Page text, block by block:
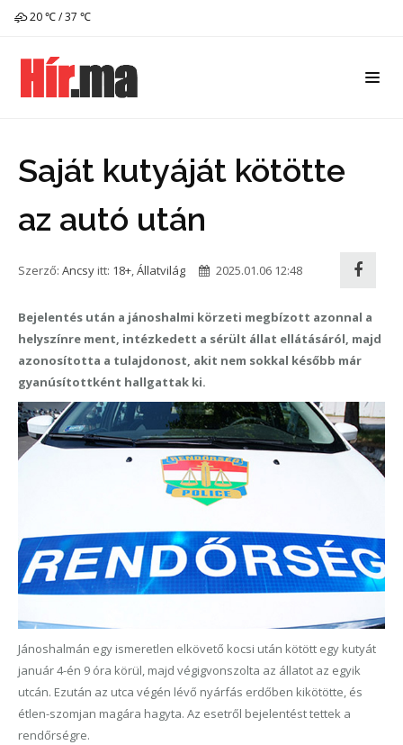
20 ℃ / 37 ℃
Saját kutyáját kötötte
az autó után
Szerző: Ancsy itt: 18+,Állatvilág 2025.01.06 12:48
Bejelentés után a jánoshalmi körzeti megbízott azonnal a
helyszínre ment, intézkedett a sérült állat ellátásáról, majd
azonosította a tulajdonost, akit nem sokkal később már
gyanúsítottként hallgattak ki.
Jánoshalmán egy ismeretlen elkövető kocsi után kötött egy kutyát
január 4-én 9 óra körül, majd végigvonszolta az állatot az egyik
utcán. Ezután az utca végén lévő nyárfás erdőben kikötötte, és
étlen-szomjan magára hagyta. Az esetről bejelentést tettek a
rendőrségre.